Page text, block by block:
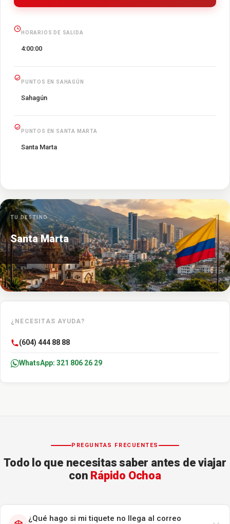
HORARIOS DE SALIDA
4:00:00
PUNTOS EN SAHAGÚN
Sahagún
PUNTOS EN SANTA MARTA
Santa Marta
TU DESTINO
Santa Marta
¿NECESITAS AYUDA?
(604) 444 88 88
WhatsApp: 321 806 26 29
PREGUNTAS FRECUENTES
Todo lo que necesitas saber antes de viajar
con Rápido Ochoa
¿Qué hago si mi tiquete no llega al correo